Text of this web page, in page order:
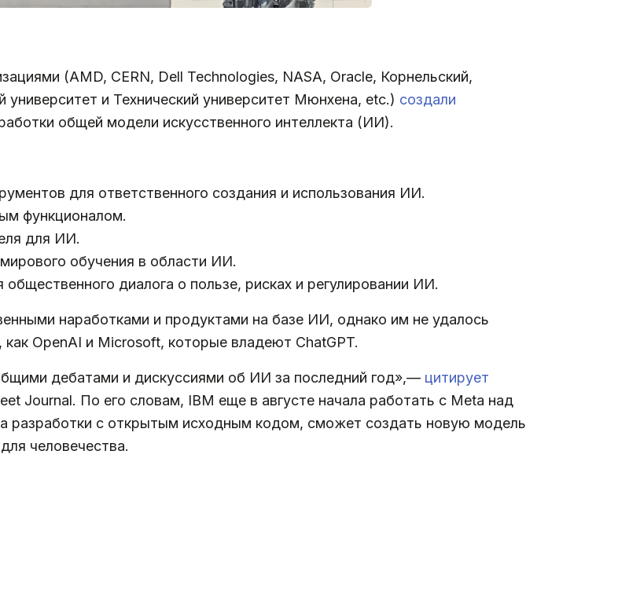
(AMD, CERN, Dell Technologies, NASA, Oracle, Корнельский,
университет и Технический университет Мюнхена, etc.) создали
общей модели искусственного интеллекта (ИИ).
для ответственного создания и использования ИИ.
функционалом.
для ИИ.
обучения в области ИИ.
диалога о пользе, рисках и регулировании ИИ.
наработками и продуктами на базе ИИ, однако им не удалось
OpenAI и Microsoft, которые владеют ChatGPT.
дебатами и дискуссиями об ИИ за последний год»,— цитирует
Journal. По его словам, IBM еще в августе начала работать с Meta над
разработки с открытым исходным кодом, сможет создать новую модель
человечества.